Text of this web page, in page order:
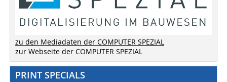
zu den Mediadaten der COMPUTER SPEZIAL
zur Webseite der COMPUTER SPEZIAL
PRINT SPECIALS